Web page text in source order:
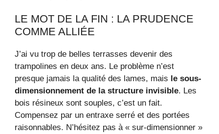
LE MOT DE LA FIN : LA PRUDENCE
COMME ALLIÉE
J’ai vu trop de belles terrasses devenir des
trampolines en deux ans. Le problème n’est
presque jamais la qualité des lames, mais le sous-
dimensionnement de la structure invisible. Les
bois résineux sont souples, c’est un fait.
Compensez par un entraxe serré et des portées
raisonnables. N’hésitez pas à « sur-dimensionner »